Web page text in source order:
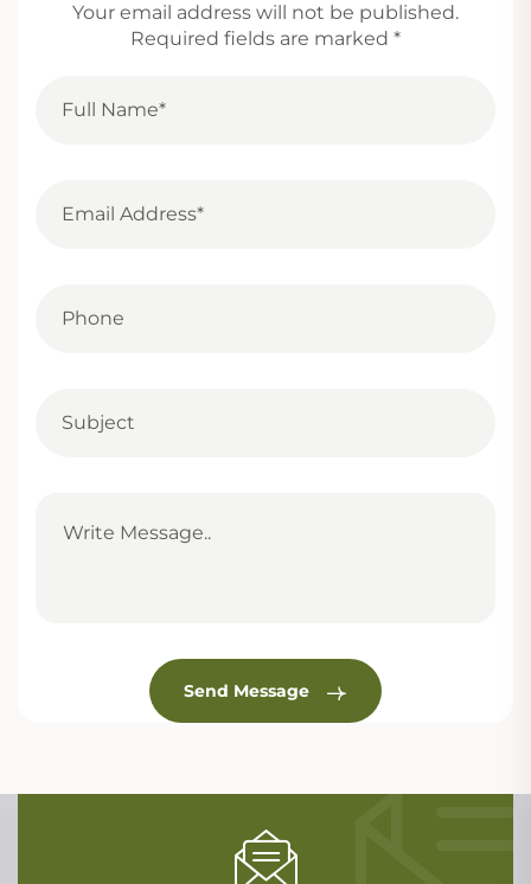
Your email address will not be published.
Required fields are marked *
Send Message